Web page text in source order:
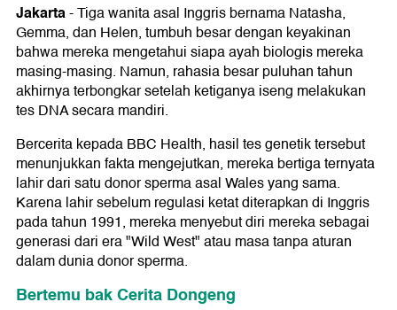
Jakarta-Tiga wanita asal Inggris bernama Natasha,
Gemma, dan Helen, tumbuh besar dengan keyakinan
bahwa mereka mengetahui siapa ayah biologis mereka
masing-masing. Namun, rahasia besar puluhan tahun
akhirnya terbongkar setelah ketiganya iseng melakukan
tes DNA secara mandiri.
Bercerita kepada BBC Health, hasil tes genetik tersebut
menunjukkan fakta mengejutkan, mereka bertiga ternyata
lahir dari satu donor sperma asal Wales yang sama.
Karena lahir sebelum regulasi ketat diterapkan di Inggris
pada tahun 1991, mereka menyebut diri mereka sebagai
generasi dari era "Wild West" atau masa tanpa aturan
dalam dunia donor sperma.
Bertemu bak Cerita Dongeng